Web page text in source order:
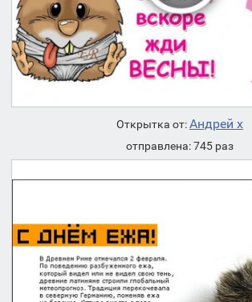
Открытка от:Андрей х
отправлена: 745 раз